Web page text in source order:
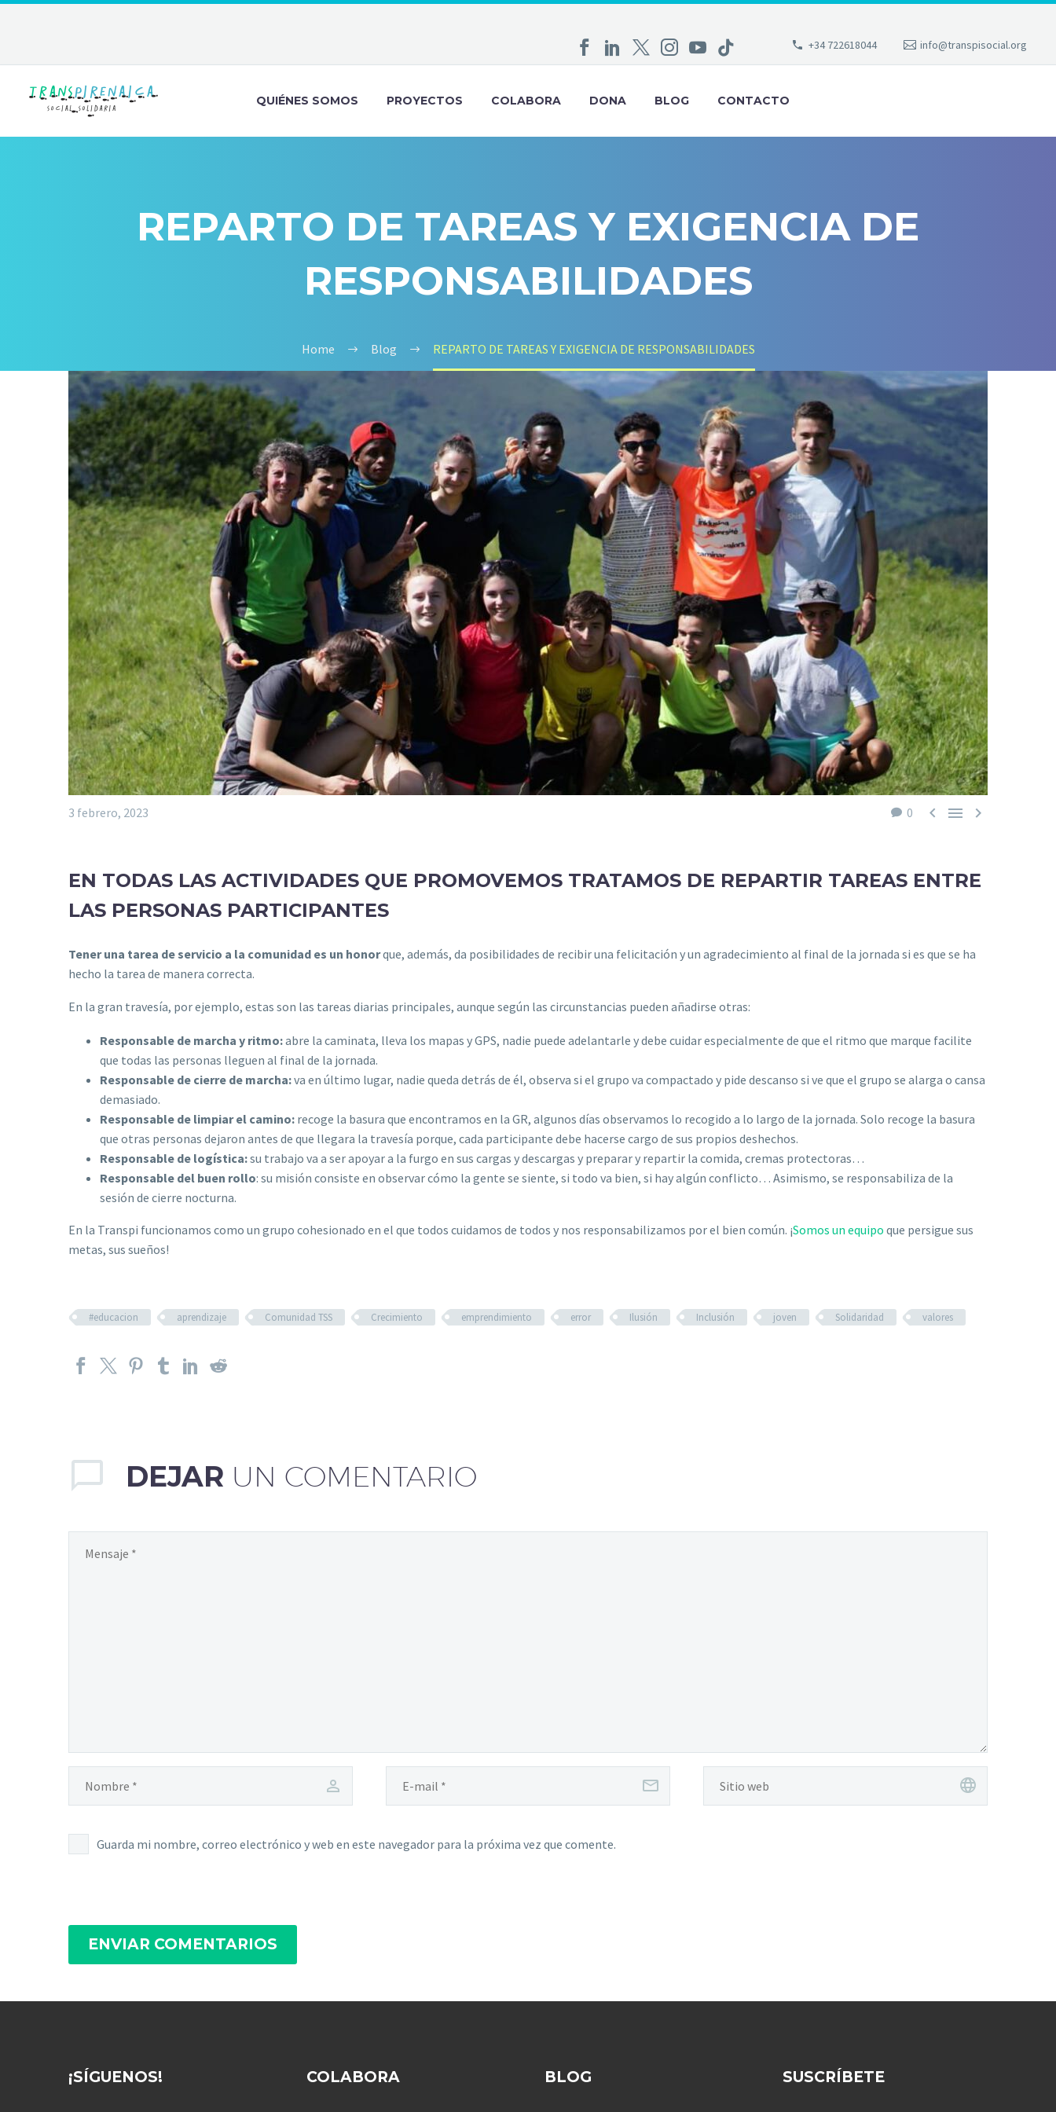
+34 722618044 info@transpisocial.org
QUIÉNES SOMOS PROYECTOS COLABORA DONA BLOG CONTACTO
REPARTO DE TAREAS Y EXIGENCIA DE
RESPONSABILIDADES
Home Blog REPARTO DE TAREAS Y EXIGENCIA DE RESPONSABILIDADES
0   
3 febrero, 2023
EN TODAS LAS ACTIVIDADES QUE PROMOVEMOS TRATAMOS DE REPARTIR TAREAS ENTRE
LAS PERSONAS PARTICIPANTES
Tener una tarea de servicio a la comunidad es un honorque, además, da posibilidades de recibir una felicitación y un agradecimiento al final de la jornada si es que se ha
hecho la tarea de manera correcta.
En la gran travesía, por ejemplo, estas son las tareas diarias principales, aunque según las circunstancias pueden añadirse otras:
Responsable de marcha y ritmo:abre la caminata, lleva los mapas y GPS, nadie puede adelantarle y debe cuidar especialmente de que el ritmo que marque facilite
que todas las personas lleguen al final de la jornada.
Responsable de cierre de marcha:va en último lugar, nadie queda detrás de él, observa si el grupo va compactado y pide descanso si ve que el grupo se alarga o cansa
demasiado.
Responsable de limpiar el camino: recoge la basura que encontramos en la GR, algunos días observamos lo recogido a lo largo de la jornada. Solo recoge la basura
que otras personas dejaron antes de que llegara la travesía porque, cada participante debe hacerse cargo de sus propios deshechos.
Responsable de logística:su trabajo va a ser apoyar a la furgo en sus cargas y descargas y preparar y repartir la comida, cremas protectoras…
Responsable del buen rollo: su misión consiste en observar cómo la gente se siente, si todo va bien, si hay algún conflicto… Asimismo, se responsabiliza de la
sesión de cierre nocturna.
En la Transpi funcionamos como un grupo cohesionado en el que todos cuidamos de todos y nos responsabilizamos por el bien común. ¡Somos un equipo que persigue sus
metas, sus sueños!
#educacion aprendizaje Comunidad TSS Crecimiento emprendimiento error Ilusión Inclusión joven Solidaridad valores
DEJAR UN COMENTARIO
Guarda mi nombre, correo electrónico y web en este navegador para la próxima vez que comente.
ENVIAR COMENTARIOS
¡SÍGUENOS! COLABORA BLOG SUSCRÍBETE